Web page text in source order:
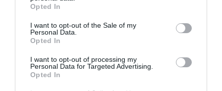
Opted In
I want to opt-out of the Sale of my
Personal Data.
Opted In
I want to opt-out of processing my
Personal Data for Targeted Advertising.
Opted In
que rien ne soit négligé pour en arriver à zéro faute.
Ce qui est tout a fait difficile».
Hadji Mansour Diop a déclaré que «
7.200 futurs